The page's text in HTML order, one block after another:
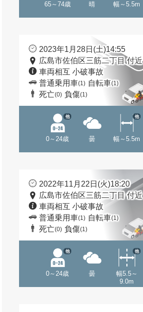
65～74歳 晴 幅～5.5m
2023年1月28日(土)14:55
広島市佐伯区三筋二丁目 付近
車両相互 小破事故
普通乗用車(1) 自転車(1)
死亡(0) 負傷(1)
0～24歳
他
曇 幅～5.5m
他
2022年11月22日(火)18:20
広島市佐伯区三筋二丁目 付近
車両相互 小破事故
普通乗用車(1) 自転車(1)
死亡(0) 負傷(1)
0～24歳
他
曇
幅5.5～
9.0m
他